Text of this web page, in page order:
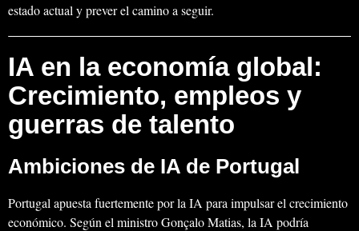
estado actual y prever el camino a seguir.
IA en la economía global:
Crecimiento, empleos y
guerras de talento
Ambiciones de IA de Portugal
Portugal apuesta fuertemente por la IA para impulsar el crecimiento
económico. Según el ministro Gonçalo Matias, la IA podría